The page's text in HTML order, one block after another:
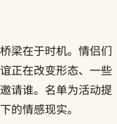
梁在于时机。情侣们
正在改变形态、一些
请谁。名单为活动提
的情感现实。